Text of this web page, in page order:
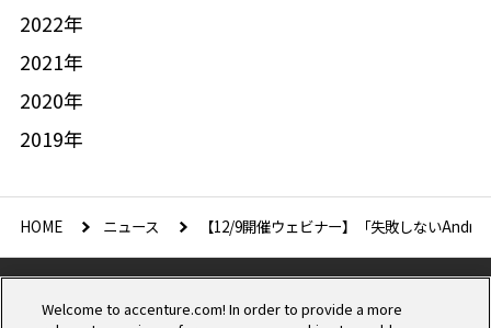
2022年
2021年
2020年
2019年
HOME ニュース 【12/9開催ウェビナー】「失敗しない
Welcome to accenture.com! In order to provide a more